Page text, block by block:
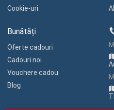
Cookie-uri
Bunătăți
Oferte cadouri
Cadouri noi
Vouchere cadou
Blog